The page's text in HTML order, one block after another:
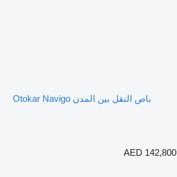
باص النقل بين المدن Otokar Navigo
AED 142,800